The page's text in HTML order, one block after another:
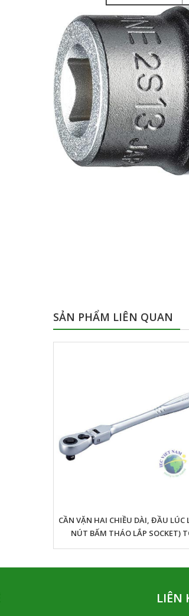
SẢN PHẨM LIÊN QUAN
CẦN VẶN HAI CHIỀU DÀI, ĐẦU LÚC
NÚT BẤM THÁO LẮP SOCKET)
RH2FHL/RH3FHL/RH4FHL
LIÊN